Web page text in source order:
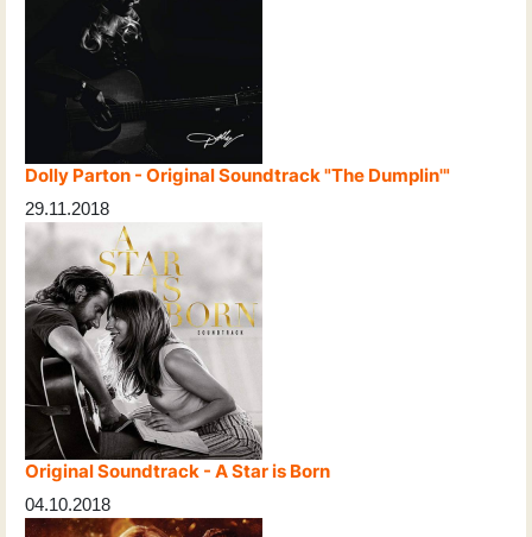
Dolly Parton - Original Soundtrack "The Dumplin'"
29.11.2018
Original Soundtrack - A Star is Born
04.10.2018